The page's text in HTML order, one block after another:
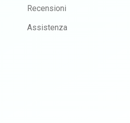
Recensioni
Assistenza